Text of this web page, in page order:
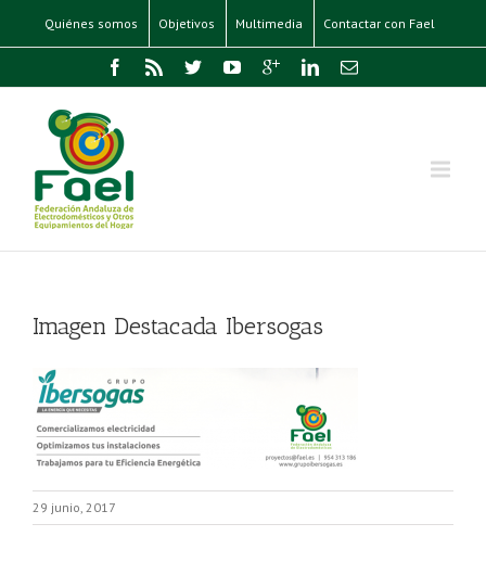
Quiénes somos Objetivos Multimedia Contactar con Fael
Imagen Destacada Ibersogas
29 junio, 2017